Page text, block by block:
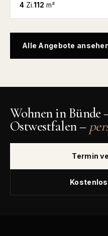
4 Zi.112 m²
Alle Angebote
Wohnen in
Ostwestfalen –
Termin